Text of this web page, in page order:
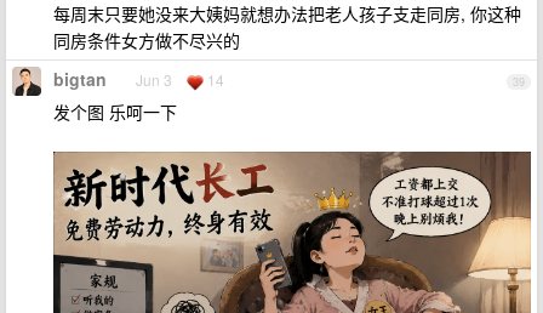
每周末只要她没来大姨妈就想办法把老人孩子支走同房, 你这种
同房条件女方做不尽兴的
39
bigtan Jun 3 14
发个图 乐呵一下